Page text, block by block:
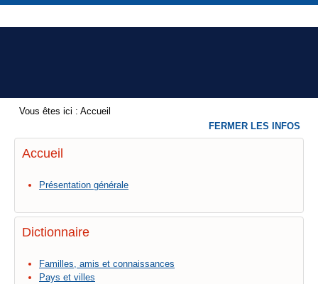
Vous êtes ici : Accueil
Accueil
Présentation générale
Dictionnaire
Familles, amis et connaissances
Pays et villes
FERMER LES INFOS